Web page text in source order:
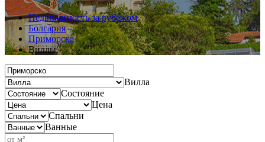
Недвижимость за рубежом
Болгария
Приморско
Виллы
Вилла
Состояние
Цена
Спальни
Ванные